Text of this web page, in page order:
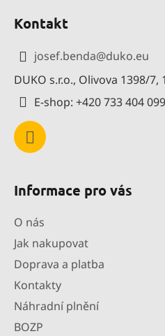
p
r
v
Kontakt
josef.benda@duko.eu
DUKO s.r.o., Olivova 1398/7,
E-shop: +420 733 404 099
Informace pro vás
O nás
Jak nakupovat
Doprava a platba
Kontakty
Náhradní plnění
BOZP